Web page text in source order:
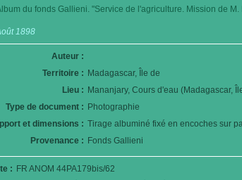
du fonds Gallieni. "Service de l'agriculture. Mission de
1898
Auteur :
Territoire : Madagascar, Île de
Lieu : Mananjary, Cours d'eau (Madagascar,
Type de document : Photographie
et dimensions : Tirage albuminé fixé en encoches sur
Provenance : Fonds Gallieni
: FR ANOM 44PA179bis/62